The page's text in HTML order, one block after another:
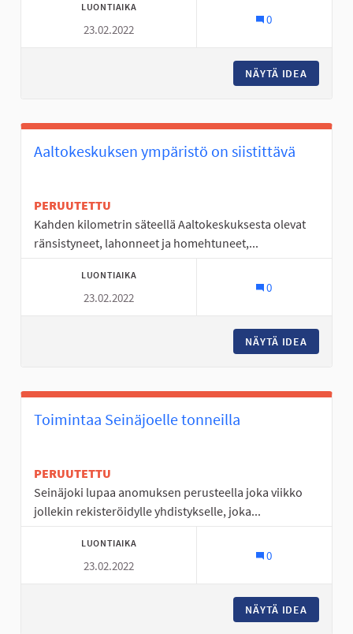
LUONTIAIKA
23.02.2022
0
NÄYTÄ IDEA
Aaltokeskuksen ympäristö on siistittävä
PERUUTETTU
Kahden kilometrin säteellä Aaltokeskuksesta olevat
ränsistyneet, lahonneet ja homehtuneet,...
LUONTIAIKA
23.02.2022
0
NÄYTÄ IDEA
Toimintaa Seinäjoelle tonneilla
PERUUTETTU
Seinäjoki lupaa anomuksen perusteella joka viikko
jollekin rekisteröidylle yhdistykselle, joka...
LUONTIAIKA
23.02.2022
0
NÄYTÄ IDEA